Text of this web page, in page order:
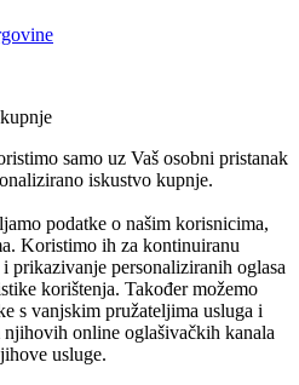
samo uz Vaš osobni pristanak
iskustvo kupnje.
podatke o našim korisnicima,
Koristimo ih za kontinuiranu
prikazivanje personaliziranih oglasa
korištenja. Također možemo
s vanjskim pružateljima usluga i
online oglašivačkih kanala
usluge.